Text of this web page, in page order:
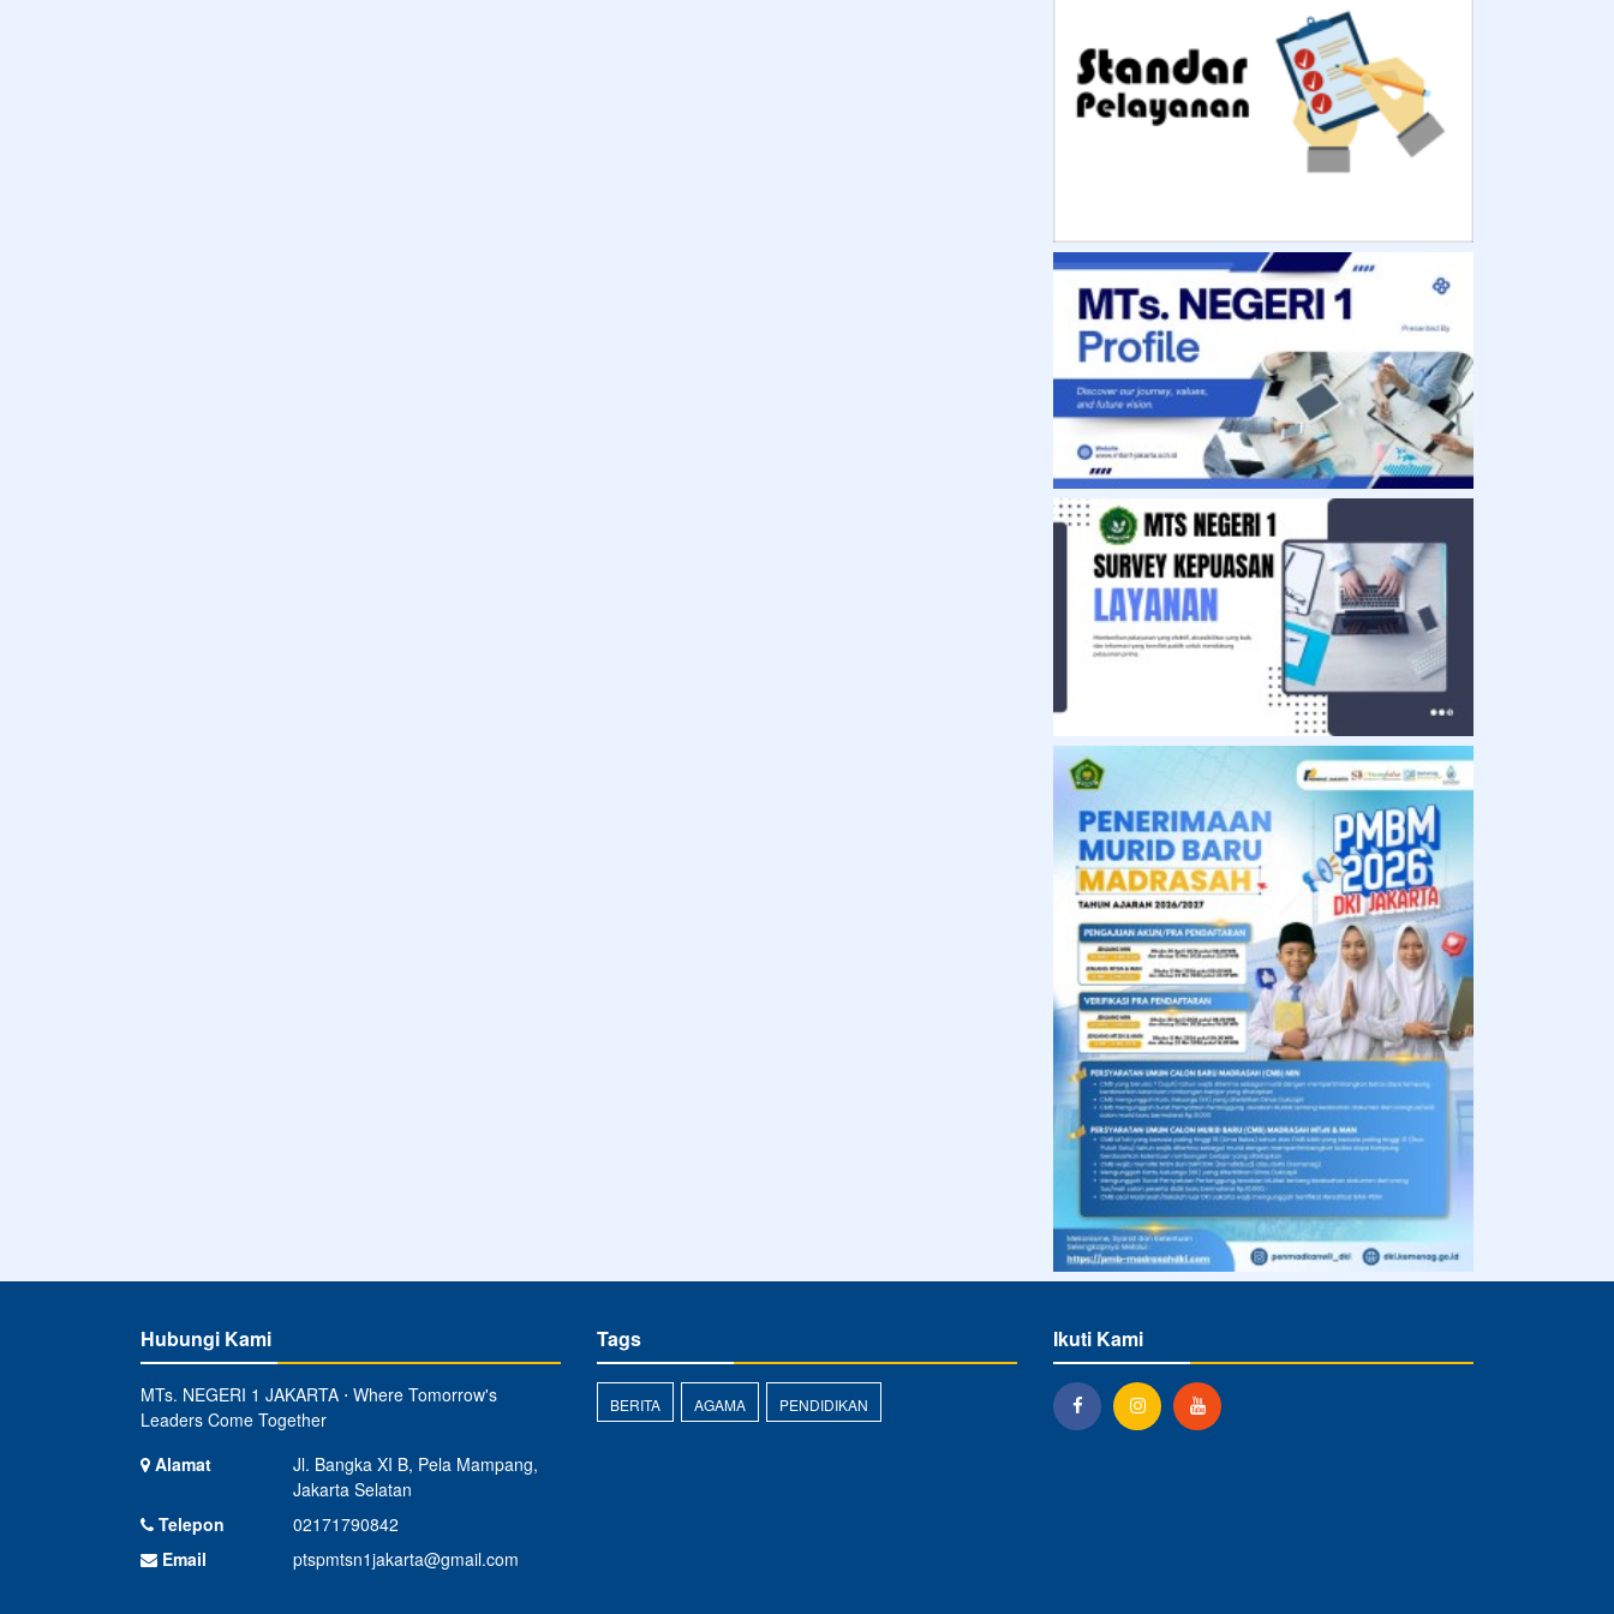
Hubungi Kami
MTs. NEGERI 1 JAKARTA ⋅ Where Tomorrow's
Leaders Come Together
Alamat
Jl. Bangka XI B, Pela Mampang,
Jakarta Selatan
Telepon
02171790842
Email
ptspmtsn1jakarta@gmail.com
Tags
BERITA AGAMA PENDIDIKAN
Ikuti Kami